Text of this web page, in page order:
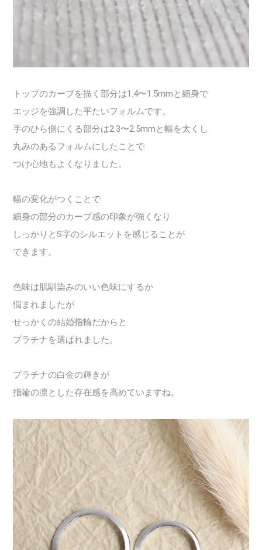
トップのカーブを描く部分は1.4〜1.5mmと細身で
エッジを強調した平たいフォルムです。
手のひら側にくる部分は2.3〜2.5mmと幅を太くし
丸みのあるフォルムにしたことで
つけ心地もよくなりました。
幅の変化がつくことで
細身の部分のカーブ感の印象が強くなり
しっかりとS字のシルエットを感じることが
できます。
色味は肌馴染みのいい色味にするか
悩まれましたが
せっかくの結婚指輪だからと
プラチナを選ばれました。
プラチナの白金の輝きが
指輪の凛とした存在感を高めていますね。